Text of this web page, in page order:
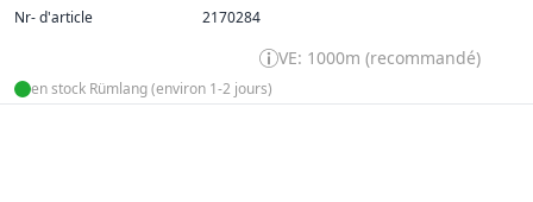
Nr- d'article
2170284
VE: 1000m (recommandé)
en stock Rümlang (environ 1-2 jours)